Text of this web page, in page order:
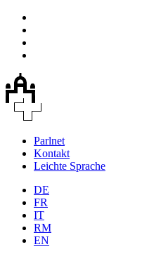
Parlnet
Kontakt
Leichte Sprache
DE
FR
IT
RM
EN